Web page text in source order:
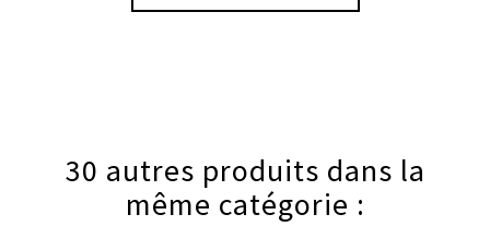
30 autres produits dans la
même catégorie :